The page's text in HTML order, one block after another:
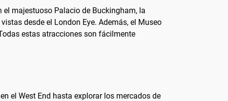
el majestuoso Palacio de Buckingham, la
desde el London Eye. Además, el Museo
estas atracciones son fácilmente
el West End hasta explorar los mercados de